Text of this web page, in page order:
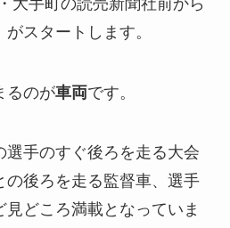
がスタートします。
るのが車両です。
選手のすぐ後ろを走る大会
の後ろを走る監督車、選手
どころ満載となっていま